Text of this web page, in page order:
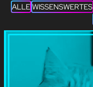
ALLE WISSENSWERTES